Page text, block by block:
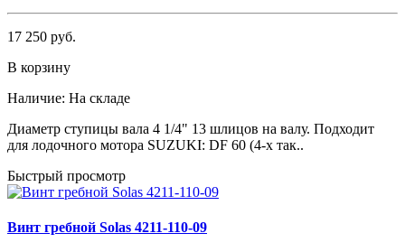
17 250 руб.
В корзину
Наличие: На складе
Диаметр ступицы вала 4 1/4" 13 шлицов на валу. Подходит
для лодочного мотора SUZUKI: DF 60 (4-х так..
Быстрый просмотр
Винт гребной Solas 4211-110-09